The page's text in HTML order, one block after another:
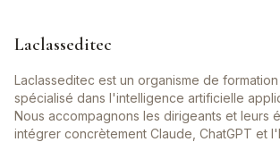
Laclasseditec
Laclasseditec est un organisme de
spécialisé dans l'intelligence artificielle
Nous accompagnons les dirigeants et leurs
intégrer concrètement Claude, ChatGPT et